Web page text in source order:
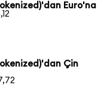
Euro'na
Çin